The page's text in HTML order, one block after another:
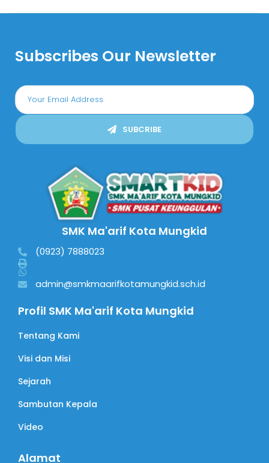
Subscribes Our Newsletter
SUBCRIBE
SMK Ma'arif Kota Mungkid
(0923) 7888023
admin@smkmaarifkotamungkid.sch.id
Profil SMK Ma'arif Kota Mungkid
Tentang Kami
Visi dan Misi
Sejarah
Sambutan Kepala
Video
Alamat